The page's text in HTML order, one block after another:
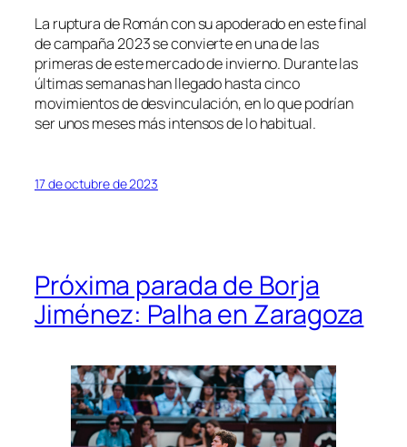
La ruptura de Román con su apoderado en este final
de campaña 2023 se convierte en una de las
primeras de este mercado de invierno. Durante las
últimas semanas han llegado hasta cinco
movimientos de desvinculación, en lo que podrían
ser unos meses más intensos de lo habitual.
17 de octubre de 2023
Próxima parada de Borja
Jiménez: Palha en Zaragoza